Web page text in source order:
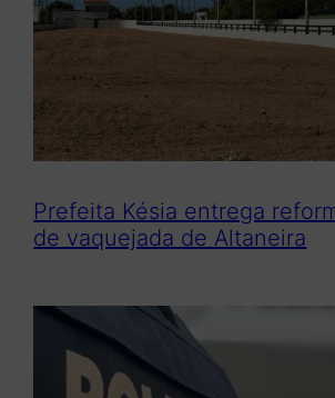
r
Prefeita Késia entrega
de vaquejada de Altaneira